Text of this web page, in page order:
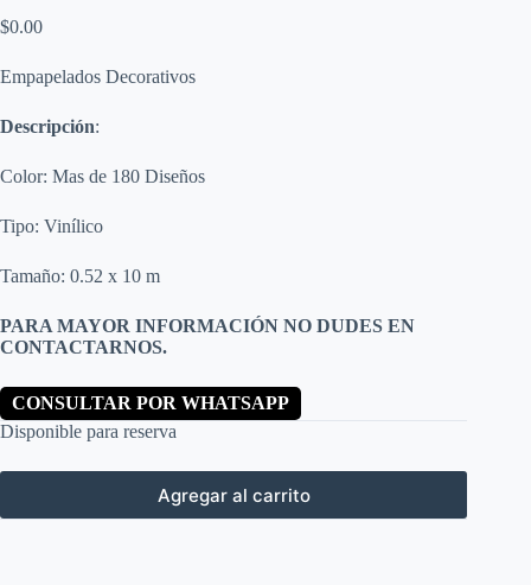
$0.00
Empapelados Decorativos
Descripción:
Color: Mas de 180 Diseños
Tipo: Vinílico
Tamaño: 0.52 x 10 m
PARA MAYOR INFORMACIÓN NO DUDES EN
CONTACTARNOS.
CONSULTAR POR WHATSAPP
Disponible para reserva
Agregar al carrito